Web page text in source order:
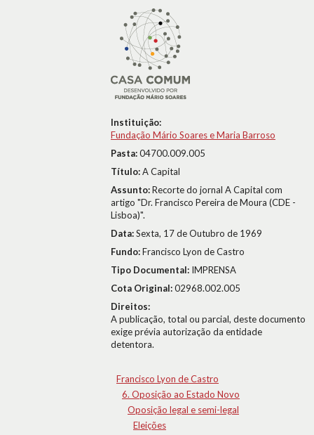
Instituição:
Fundação Mário Soares e Maria Barroso
Pasta:04700.009.005
Título:A Capital
Assunto:Recorte do jornal A Capital com
artigo "Dr. Francisco Pereira de Moura (CDE -
Lisboa)".
Data:Sexta, 17 de Outubro de 1969
Fundo:Francisco Lyon de Castro
Tipo Documental: IMPRENSA
Cota Original:02968.002.005
Direitos:
A publicação, total ou parcial, deste documento
exige prévia autorização da entidade
detentora.
Francisco Lyon de Castro
6. Oposição ao Estado Novo
Oposição legal e semi-legal
Eleições